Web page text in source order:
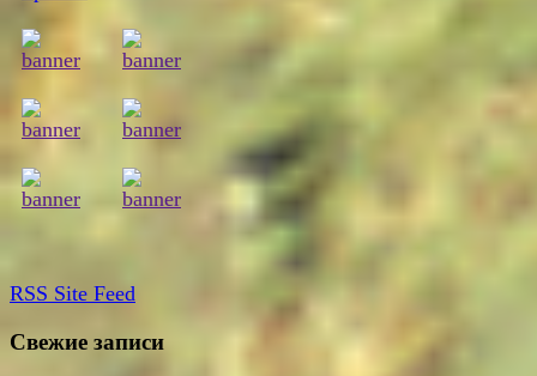
RSS Site Feed
Свежие записи